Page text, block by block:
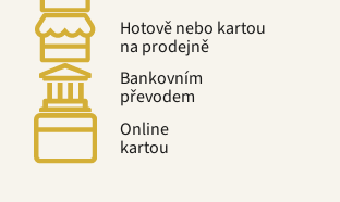
Hotově nebo kartou
na prodejně
Bankovním
převodem
Online
kartou